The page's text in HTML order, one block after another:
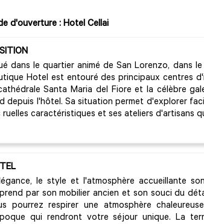
d'ouverture : Hotel Cellai
dans le quartier animé de San Lorenzo, dans
Hotel est entouré des principaux centres
Santa Maria del Fiore et la célèbre
depuis l'hôtel. Sa situation permet d'explorer
ruelles caractéristiques et ses ateliers d'artisans
le style et l'atmosphère accueillante
par son mobilier ancien et son souci du
pourrez respirer une atmosphère
qui rendront votre séjour unique. La